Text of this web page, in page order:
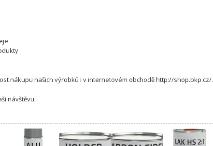
nákupu našich výrobků i v internetovém obchodě http://shop.bkp.cz/.
návštěvu.